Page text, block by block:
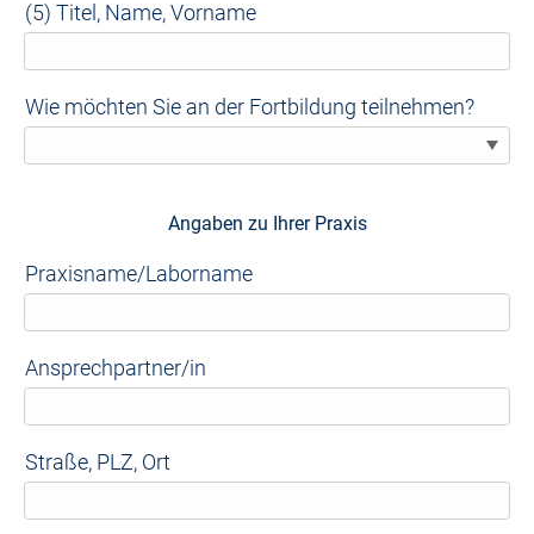
(5) Titel, Name, Vorname
Wie möchten Sie an der Fortbildung teilnehmen?
Angaben zu Ihrer Praxis
Praxisname/Laborname
Ansprechpartner/in
Straße, PLZ, Ort